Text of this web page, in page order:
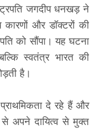
जगदीप धनखड़ ने
कारणों और डॉक्टरों की
को सौंपा। यह घटना
स्वतंत्र भारत की
है।
दे रहे हैं और
से अपने दायित्व से मुक्त